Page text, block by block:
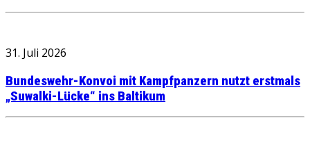
31. Juli 2026
Bundeswehr-Konvoi mit Kampfpanzern nutzt erstmals
„Suwalki-Lücke“ ins Baltikum